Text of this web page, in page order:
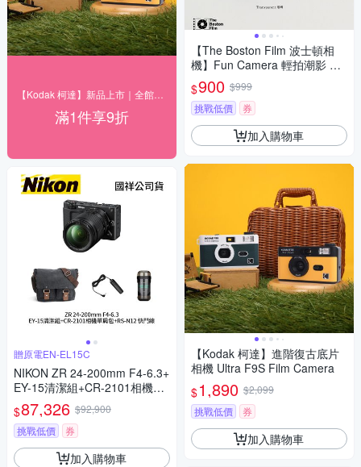
滿1件享9折
贈原電EN-EL15C
NIKON ZR 24-200mm F4-6.3+
EY-15清潔組+CR-2101相機單
肩包+RS-N12 快門線 公司貨
$87,326 $92,900
挑戰低價
券
加入購物車
【The Boston Film 波士頓相
機】Fun Camera 輕拍潮影 一
次性帶閃光底片相機即可拍
$900 $999
挑戰低價
券
加入購物車
【Kodak 柯達】進階復古底片
相機 Ultra F9S Film Camera
$1,890 $2,099
挑戰低價
券
加入購物車